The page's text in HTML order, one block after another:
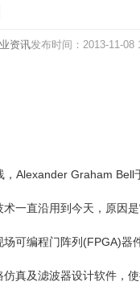
资讯发布时间： 2013-11-08
，Alexander Graham Bell
一直沿用到今天，原因
可编程门阵列(FPGA)器
真及滤波器设计软件，